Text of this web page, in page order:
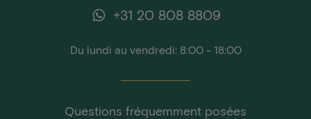
+31 20 808 8809
Du lundi au vendredi: 8:00 - 18:00
Questions fréquemment posées